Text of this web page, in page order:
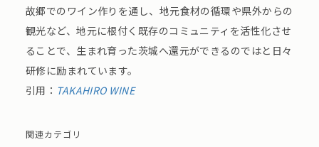
故郷でのワイン作りを通し、地元食材の循環や県外からの
観光など、地元に根付く既存のコミュニティを活性化させ
ることで、生まれ育った茨城へ還元ができるのではと日々
研修に励まれています。
引用： TAKAHIRO WINE
関連カテゴリ